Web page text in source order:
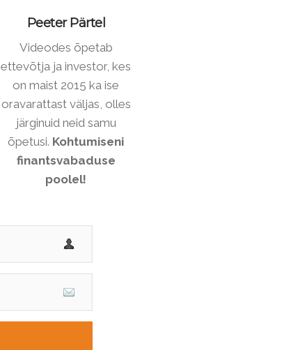
Peeter Pärtel
Videodes õpetab
ettevõtja ja investor, kes
on maist 2015 ka ise
oravarattast väljas, olles
järginuid neid samu
õpetusi. Kohtumiseni
finantsvabaduse
poolel!